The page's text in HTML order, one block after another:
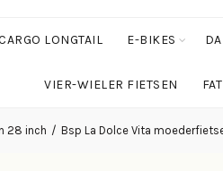
LONGTAIL E-BIKES
VIER-WIELER FIETSEN
28 inch Bsp La Dolce Vita